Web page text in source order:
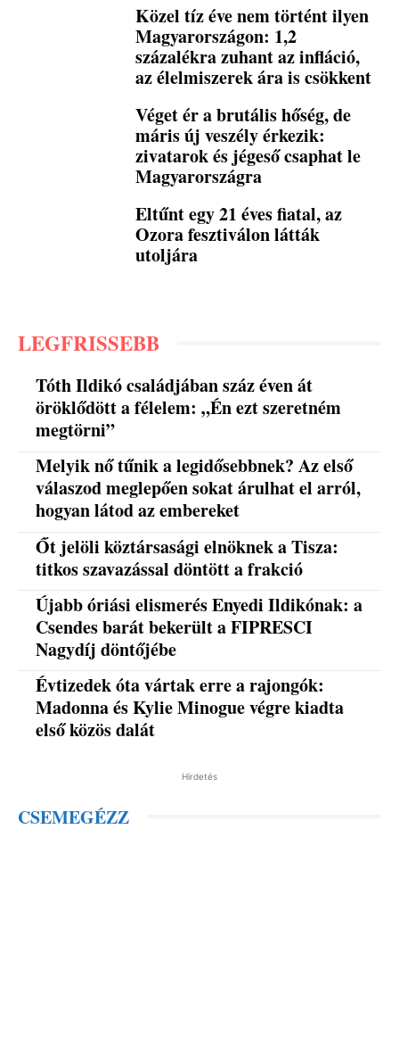
Közel tíz éve nem történt ilyen
Magyarországon: 1,2
százalékra zuhant az infláció,
az élelmiszerek ára is csökkent
Véget ér a brutális hőség, de
máris új veszély érkezik:
zivatarok és jégeső csaphat le
Magyarországra
Eltűnt egy 21 éves fiatal, az
Ozora fesztiválon látták
utoljára
LEGFRISSEBB
Tóth Ildikó családjában száz éven át
öröklődött a félelem: „Én ezt szeretném
megtörni”
Melyik nő tűnik a legidősebbnek? Az első
válaszod meglepően sokat árulhat el arról,
hogyan látod az embereket
Őt jelöli köztársasági elnöknek a Tisza:
titkos szavazással döntött a frakció
Újabb óriási elismerés Enyedi Ildikónak: a
Csendes barát bekerült a FIPRESCI
Nagydíj döntőjébe
Évtizedek óta vártak erre a rajongók:
Madonna és Kylie Minogue végre kiadta
első közös dalát
Hirdetés
CSEMEGÉZZ